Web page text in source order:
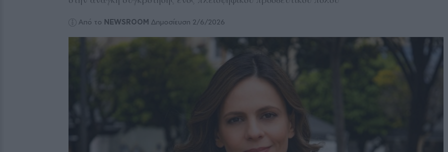
Από το NEWSROOM Δημοσίευση 2/6/2026